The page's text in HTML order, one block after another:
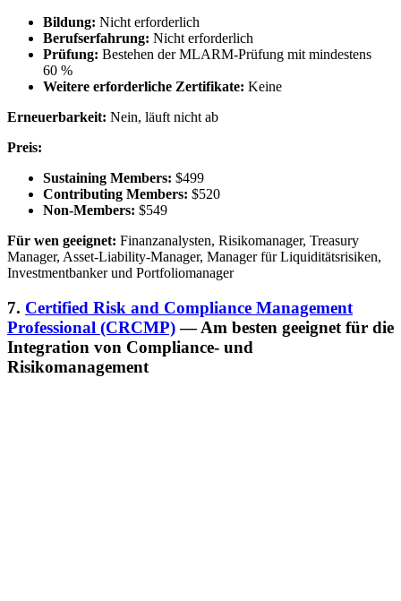
Bildung: Nicht erforderlich
Berufserfahrung: Nicht erforderlich
Prüfung: Bestehen der MLARM-Prüfung mit mindestens
60 %
Weitere erforderliche Zertifikate: Keine
Erneuerbarkeit: Nein, läuft nicht ab
Preis:
Sustaining Members: $499
Contributing Members: $520
Non-Members: $549
Für wen geeignet: Finanzanalysten, Risikomanager, Treasury
Manager, Asset-Liability-Manager, Manager für Liquiditätsrisiken,
Investmentbanker und Portfoliomanager
7. Certified Risk and Compliance Management
Professional (CRCMP)— Am besten geeignet für die
Integration von Compliance- und
Risikomanagement